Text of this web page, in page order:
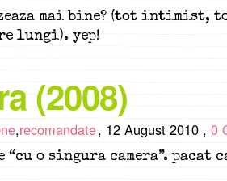
mai bine? (tot intimist,
lungi). yep!
(2008)
,recomandate, 12 August 2010 , 0
“cu o singura camera”. pacat